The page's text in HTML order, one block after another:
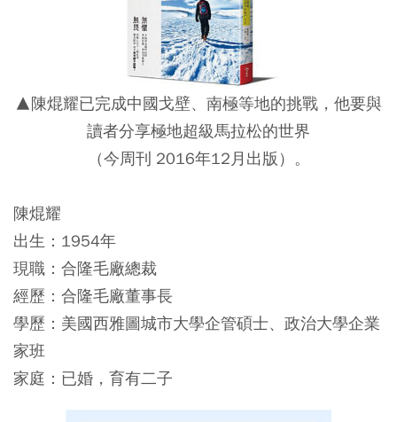
▲陳焜耀已完成中國戈壁、南極等地的挑戰，他要與
讀者分享極地超級馬拉松的世界
（今周刊 2016年12月出版）。
陳焜耀
出生：1954年
現職：合隆毛廠總裁
經歷：合隆毛廠董事長
學歷：美國西雅圖城市大學企管碩士、政治大學企業
家班
家庭：已婚，育有二子